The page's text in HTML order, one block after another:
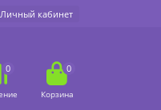
Личный кабинет
0 0